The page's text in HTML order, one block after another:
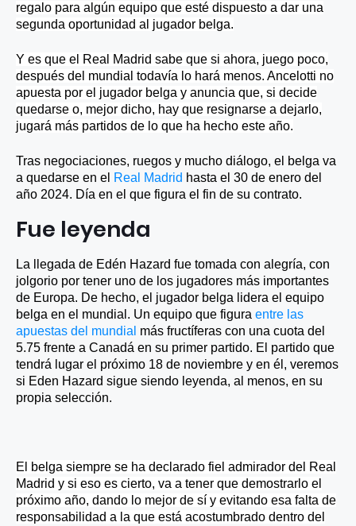
regalo para algún equipo que esté dispuesto a dar una
segunda oportunidad al jugador belga.
Y es que el Real Madrid sabe que si ahora, juego poco,
después del mundial todavía lo hará menos. Ancelotti no
apuesta por el jugador belga y anuncia que, si decide
quedarse o, mejor dicho, hay que resignarse a dejarlo,
jugará más partidos de lo que ha hecho este año.
Tras negociaciones, ruegos y mucho diálogo, el belga va
a quedarse en el Real Madrid hasta el 30 de enero del
año 2024. Día en el que figura el fin de su contrato.
Fue leyenda
La llegada de Edén Hazard fue tomada con alegría, con
jolgorio por tener uno de los jugadores más importantes
de Europa. De hecho, el jugador belga lidera el equipo
belga en el mundial. Un equipo que figura entre las
apuestas del mundial más fructíferas con una cuota del
5.75 frente a Canadá en su primer partido. El partido que
tendrá lugar el próximo 18 de noviembre y en él, veremos
si Eden Hazard sigue siendo leyenda, al menos, en su
propia selección.
El belga siempre se ha declarado fiel admirador del Real
Madrid y si eso es cierto, va a tener que demostrarlo el
próximo año, dando lo mejor de sí y evitando esa falta de
responsabilidad a la que está acostumbrado dentro del